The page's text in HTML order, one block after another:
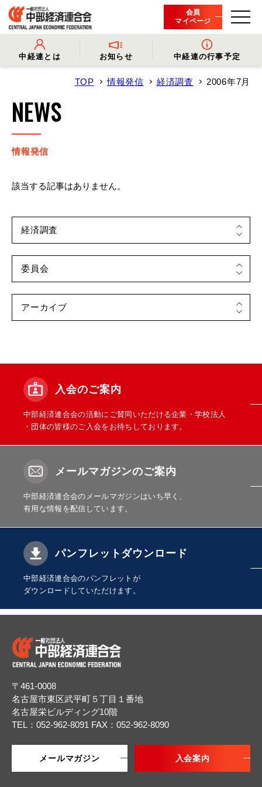
会員
マイページ
中経連とは
- 会長挨拶
- 役員名簿
- 会員一覧
お知らせ
- プレスリリース
- 会長コメント
- イベント・セミナー
中経連の行事予定
TOP 情報発信 経済調査 2006年7月
NEWS
情報発信
該当する記事はありません。
入会のご案内
中部経済連合会の活動にご賛同いただける企業・学校法人
・団体の皆様のご入会をお待ちしております。
メールマガジンのご案内
中部経済連合会のメールマガジンはいち早く、
有用な情報を配信しています。
パンフレットダウンロード
中部経済連合会のパンフレットが
ダウンロードしていただけます。
〒461-0008
名古屋市東区武平町５丁目１番地
名古屋栄ビルディング10階
TEL：052-962-8091 FAX：052-962-8090
メールマガジン 入会案内